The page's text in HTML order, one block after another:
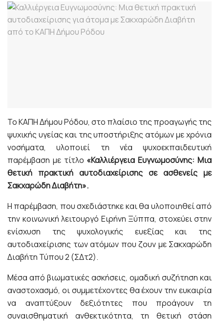
Το ΚΑΠΗ Δήμου Ρόδου, στο πλαίσιο της προαγωγής της
ψυχικής υγείας και της υποστήριξης ατόμων με χρόνια
νοσήματα, υλοποιεί τη νέα ψυχοεκπαιδευτική
παρέμβαση με τίτλο «Καλλιέργεια Ευγνωμοσύνης: Μια
θετική πρακτική αυτοδιαχείρισης σε ασθενείς με
Σακχαρώδη Διαβήτη».
Η παρέμβαση, που σχεδιάστηκε και θα υλοποιηθεί από
την κοινωνική λειτουργό Ειρήνη Ξύππα, στοχεύει στην
ενίσχυση της ψυχολογικής ευεξίας και της
αυτοδιαχείρισης των ατόμων που ζουν με Σακχαρώδη
Διαβήτη Τύπου 2 (ΣΔτ2).
Μέσα από βιωματικές ασκήσεις, ομαδική συζήτηση και
αναστοχασμό, οι συμμετέχοντες θα έχουν την ευκαιρία
να αναπτύξουν δεξιότητες που προάγουν τη
συναισθηματική ανθεκτικότητα, τη θετική στάση